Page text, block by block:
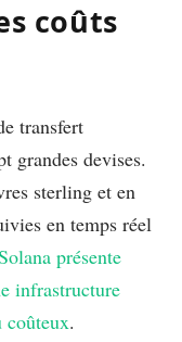
coûts
transfert
grandes devises.
sterling et en
en temps réel
présente
infrastructure
coûteux.